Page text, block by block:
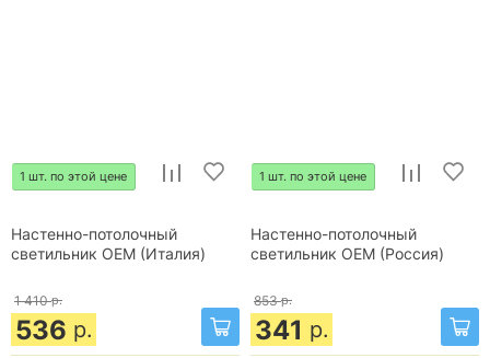
1 шт. по этой цене
Настенно-потолочный
светильник OEM (Италия)
1 410 р.
536 р.
1 шт. по этой цене
Настенно-потолочный
светильник OEM (Россия)
853 р.
341 р.